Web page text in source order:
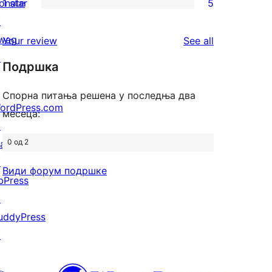
review
star
2-
reviews
5
star
reviews
1 star 5
Your review See all
Подршка
Спорна питања решена у последња два
месеца:
0 од 2
Види форум подршке